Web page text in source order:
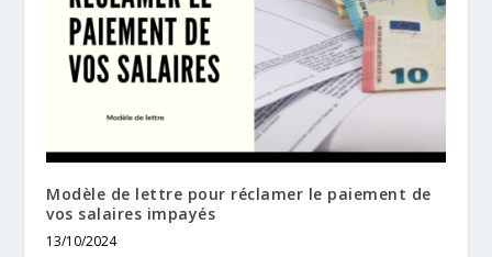
Modèle de lettre pour réclamer le paiement de
vos salaires impayés
13/10/2024